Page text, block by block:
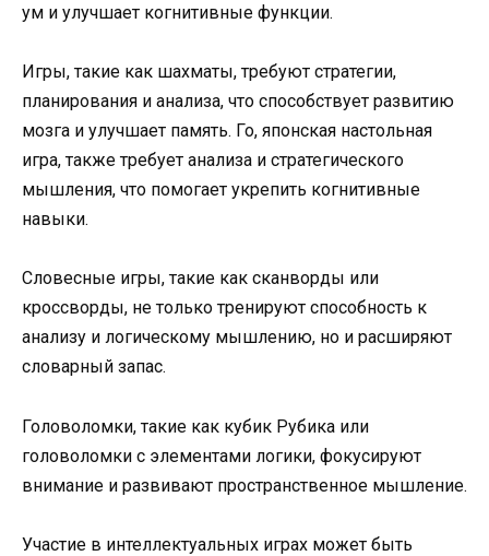
ум и улучшает когнитивные функции.
Игры, такие как шахматы, требуют стратегии,
планирования и анализа, что способствует развитию
мозга и улучшает память. Го, японская настольная
игра, также требует анализа и стратегического
мышления, что помогает укрепить когнитивные
навыки.
Словесные игры, такие как сканворды или
кроссворды, не только тренируют способность к
анализу и логическому мышлению, но и расширяют
словарный запас.
Головоломки, такие как кубик Рубика или
головоломки с элементами логики, фокусируют
внимание и развивают пространственное мышление.
Участие в интеллектуальных играх может быть